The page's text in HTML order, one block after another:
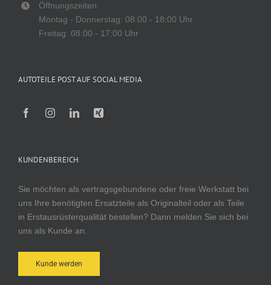
Öffnungszeiten:
Montag - Donnerstag: 08:00 - 18:00 Uhr
Freitag: 08:00 - 17:00 Uhr
AUTOTEILE POST AUF SOCIAL MEDIA
KUNDENBEREICH
Sie möchten als vertragsgebundene oder freie Werkstatt bei
uns Ihre benötigten Ersatzteile als Originalteil oder als Teile
in Erstausrüsterqualität bestellen? Dann melden Sie sich bei
uns als Kunde an.
Kunde werden